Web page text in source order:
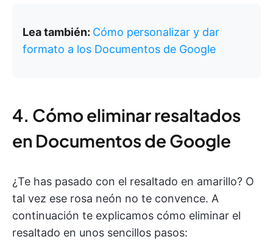
Lea también: Cómo personalizar y dar
formato a los Documentos de Google
4. Cómo eliminar resaltados
en Documentos de Google
¿Te has pasado con el resaltado en amarillo? O
tal vez ese rosa neón no te convence. A
continuación te explicamos cómo eliminar el
resaltado en unos sencillos pasos: